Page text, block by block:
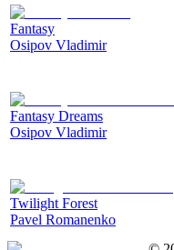
Fantasy
Osipov Vladimir
Fantasy Dreams
Osipov Vladimir
Twilight Forest
Pavel Romanenko